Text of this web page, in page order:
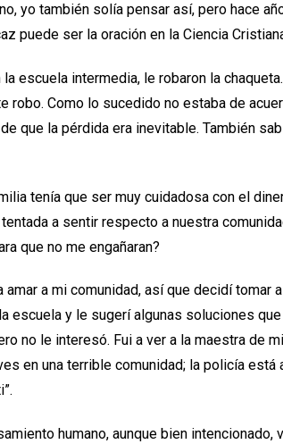
yo también solía pensar así, pero hace
puede ser la oración en la Ciencia
la escuela intermedia, le robaron la
robo. Como lo sucedido no estaba de
que la pérdida era inevitable. También
tenía que ser muy cuidadosa con el
a sentir respecto a nuestra
que no me engañaran?
amar a mi comunidad, así que decidí
escuela y le sugerí algunas soluciones
no le interesó. Fui a ver a la maestra de
en una terrible comunidad; la policía
humano, aunque bien